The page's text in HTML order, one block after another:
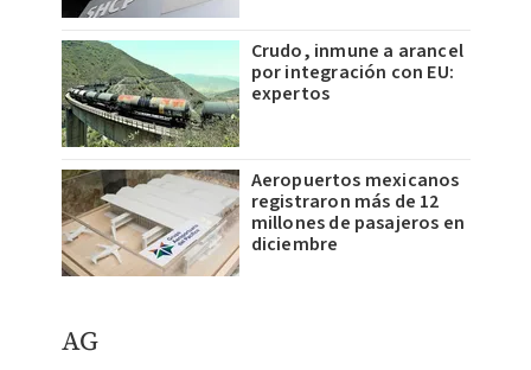
Crudo, inmune a arancel
por integración con EU:
expertos
Aeropuertos mexicanos
registraron más de 12
millones de pasajeros en
diciembre
AG